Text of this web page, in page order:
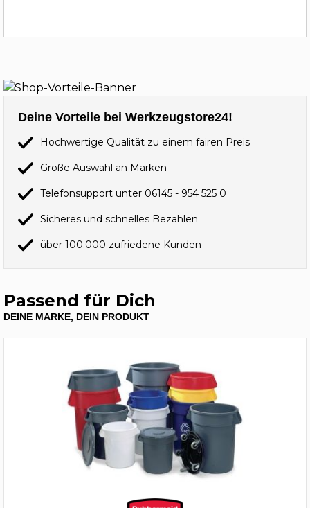
Deine Vorteile bei Werkzeugstore24!
Hochwertige Qualität zu einem fairen Preis
Große Auswahl an Marken
Telefonsupport unter 06145 - 954 525 0
Sicheres und schnelles Bezahlen
über 100.000 zufriedene Kunden
Passend für Dich
DEINE MARKE, DEIN PRODUKT